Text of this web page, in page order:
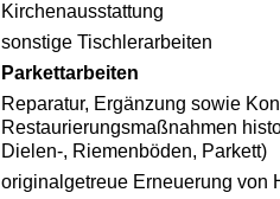
Kirchenausstattung
sonstige Tischlerarbeiten
Parkettarbeiten
Reparatur, Ergänzung sowie
Restaurierungsmaßnahmen
Dielen-, Riemenböden, Parkett)
originalgetreue Erneuerung von